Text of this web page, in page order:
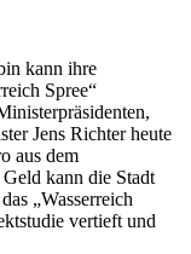
kann ihre
Spree“
Jens Richter heute
aus dem
kann die Stadt
„Wasserreich
vertieft und